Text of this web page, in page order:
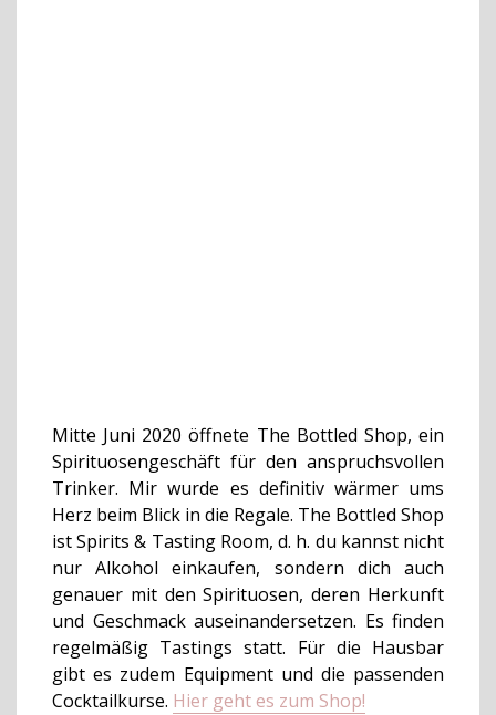
Mitte Juni 2020 öffnete The Bottled Shop, ein
Spirituosengeschäft für den anspruchsvollen
Trinker. Mir wurde es definitiv wärmer ums
Herz beim Blick in die Regale. The Bottled Shop
ist Spirits & Tasting Room, d. h. du kannst nicht
nur Alkohol einkaufen, sondern dich auch
genauer mit den Spirituosen, deren Herkunft
und Geschmack auseinandersetzen. Es finden
regelmäßig Tastings statt. Für die Hausbar
gibt es zudem Equipment und die passenden
Cocktailkurse. Hier geht es zum Shop!